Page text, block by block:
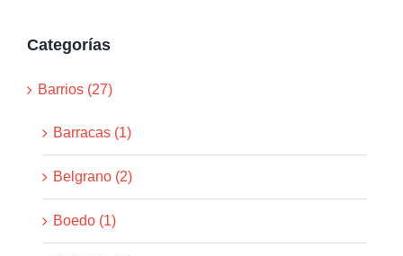
Categorías
Barrios (27)
Barracas (1)
Belgrano (2)
Boedo (1)